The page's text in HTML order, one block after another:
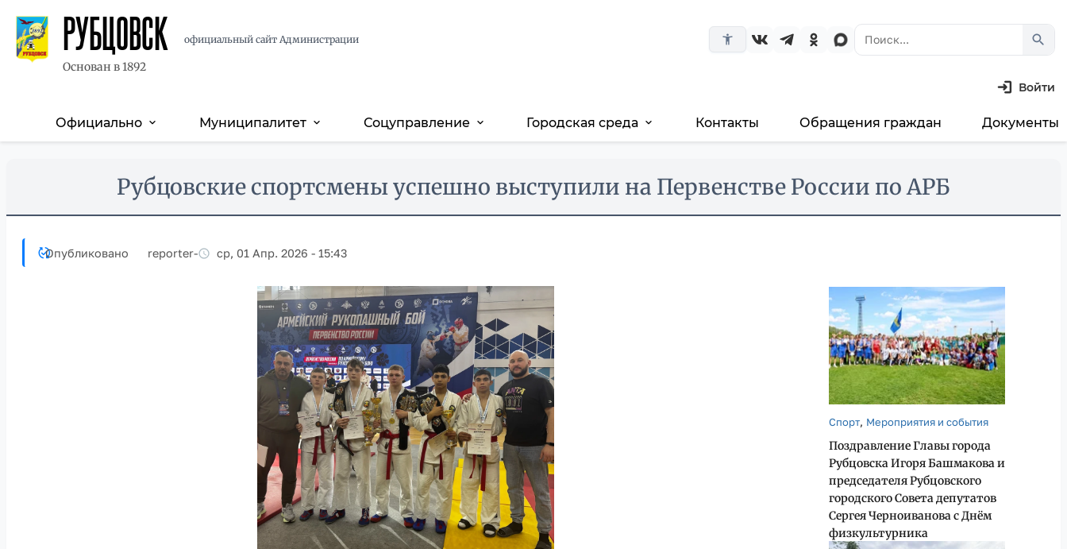
РУБЦОВСК
Основан в 1892
официальный сайт Администрации accessibility_new search
Войти
Основная
Официально expand_more Муниципалитет expand_more Соцуправление expand_more Городская среда expand_more Контакты Обращения граждан Документы
Рубцовские спортсмены успешно выступили на Первенстве России по АРБ
Опубликовано reporter- ср, 01 Апр. 2026 - 15:43
Спорт, Мероприятия и события
Поздравление Главы города
Рубцовска Игоря Башмакова и
председателя Рубцовского
городского Совета депутатов
Сергея Черноиванова с Днём
физкультурника